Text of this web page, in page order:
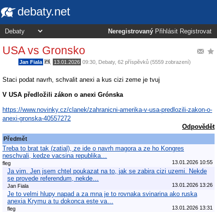
debaty.net
Neregistrovaný Přihlásit Registrovat
USA vs Gronsko
Jan Fiala 13.01.2026 09:30 Debaty, 62 příspěvků (5559 zobrazení)
Staci podat navrh, schvalit anexi a kus cizi zeme je tvuj
V USA předložili zákon o anexi Grónska
https://www.novinky.cz/clanek/zahranicni-amerika-v-usa-predlozili-zakon-o-
anexi-gronska-40557272
Odpovědět
Předmět
Treba to brat tak (zatial), ze ide o navrh magora a ze ho Kongres
neschvali, kedze vacsina republika…
fleg 13.01.2026 10:55
Ja vim. Jen jsem chtel poukazat na to, jak se zabira cizi uzemi. Nekde
se provede referendum, nekde…
Jan Fiala 13.01.2026 13:26
Je to velmi hlupy napad a za mna je to rovnaka svinarina ako ruska
anexia Krymu a tu dokonca este va…
fleg 13.01.2026 13:31